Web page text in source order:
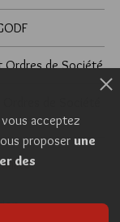
Ordres de Société
acceptez
proposer une
des